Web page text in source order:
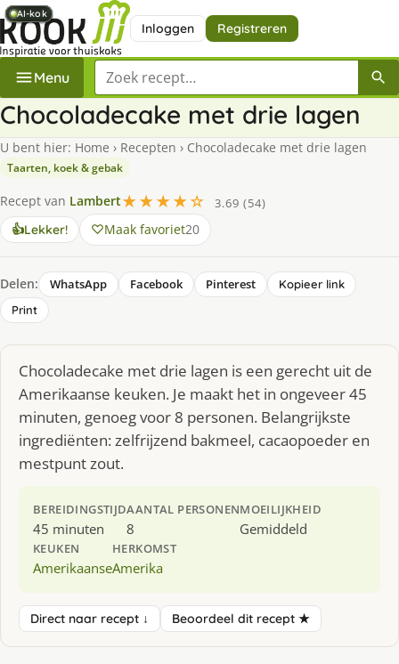
Inloggen Registreren
Menu Zoek een recept
Chocoladecake met drie lagen
U bent hier: Home › Recepten › Chocoladecake met drie lagen
Taarten, koek & gebak
Recept van Lambert★★★★☆
3.69 (54)
👍Lekker! Maak favoriet20
Delen: WhatsApp Facebook Pinterest
Kopieer link
Print
Chocoladecake met drie lagen is een gerecht uit de
Amerikaanse keuken. Je maakt het in ongeveer 45
minuten, genoeg voor 8 personen. Belangrijkste
ingrediënten: zelfrijzend bakmeel, cacaopoeder en
mestpunt zout.
BEREIDINGSTIJD
45 minuten
AANTAL PERSONEN
8
MOEILIJKHEID
Gemiddeld
KEUKEN
Amerikaanse
HERKOMST
Amerika
Direct naar recept ↓ Beoordeel dit recept ★
AI-kok
AI-kok
AI-kok
AI-kok
AI-kok
AI-kok
AI-kok